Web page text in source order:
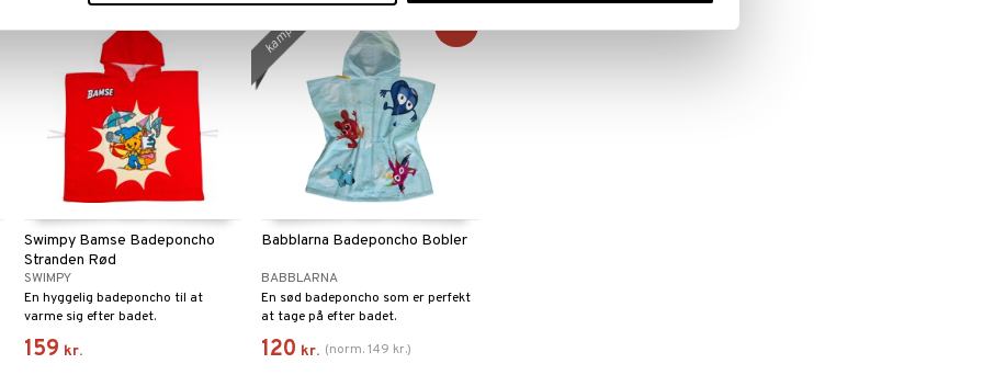
Swimpy Bamse Badeponcho
Stranden Rød
SWIMPY
En hyggelig badeponcho til at
varme sig efter badet.
159 kr.
Babblarna Badeponcho Bobler
BABBLARNA
En sød badeponcho som er perfekt
at tage på efter badet.
120 kr. (norm.149 kr.)
kampagne